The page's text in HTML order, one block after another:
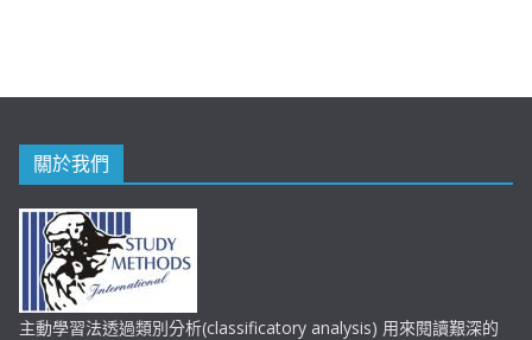
關於我們
主動學習法透過類別分析(classificatory analysis) 用來閱讀艱深的